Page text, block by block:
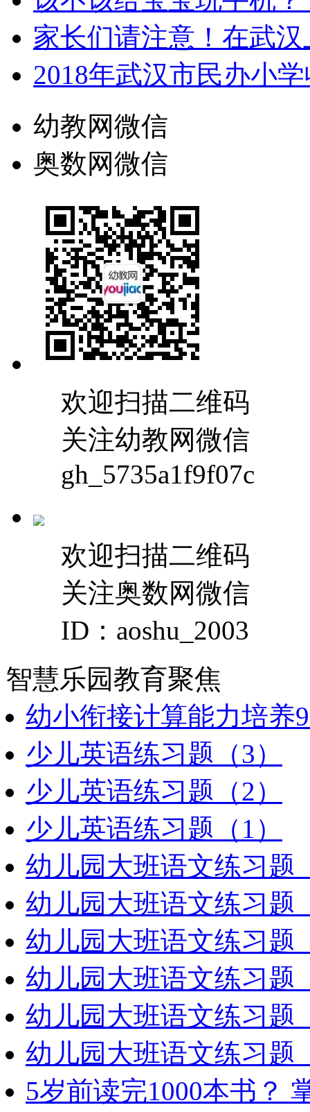
家长们请注意！在武
2018年武汉市民办小
幼教网微信
奥数网微信
欢迎扫描二维码
关注幼教网微信
gh_5735a1f9f07c
欢迎扫描二维码
关注奥数网微信
ID：aoshu_2003
智慧乐园教育聚焦
幼小衔接计算能力培养
少儿英语练习题（3）
少儿英语练习题（2）
少儿英语练习题（1）
幼儿园大班语文练习题
幼儿园大班语文练习题
幼儿园大班语文练习题
幼儿园大班语文练习题
幼儿园大班语文练习题
幼儿园大班语文练习题
5岁前读完1000本书？